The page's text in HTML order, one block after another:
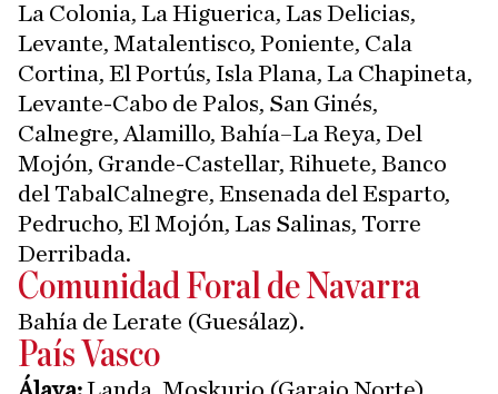
La Colonia, La Higuerica, Las Delicias,
Levante, Matalentisco, Poniente, Cala
Cortina, El Portús, Isla Plana, La Chapineta,
Levante-Cabo de Palos, San Ginés,
Calnegre, Alamillo, Bahía–La Reya, Del
Mojón, Grande-Castellar, Rihuete, Banco
del TabalCalnegre, Ensenada del Esparto,
Pedrucho, El Mojón, Las Salinas, Torre
Derribada.
Comunidad Foral de Navarra
Bahía de Lerate (Guesálaz).
País Vasco